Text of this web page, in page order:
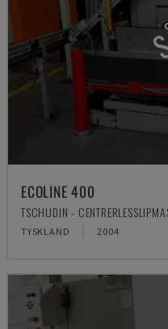
ECOLINE 400
TSCHUDIN -
TYSKLAND 2004